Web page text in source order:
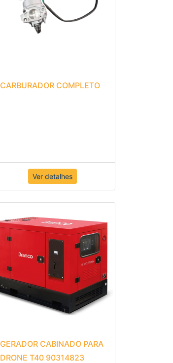
CARBURADOR COMPLETO
Ver detalhes
GERADOR CABINADO PARA
DRONE T40 90314823